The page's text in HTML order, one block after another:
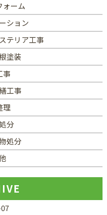
ォーム
ション
テリア工事
塗装
事
工事
理
分
処分